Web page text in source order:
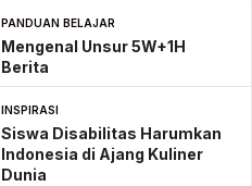
PANDUAN BELAJAR
Mengenal Unsur 5W+1H
Berita
INSPIRASI
Siswa Disabilitas Harumkan
Indonesia di Ajang Kuliner
Dunia